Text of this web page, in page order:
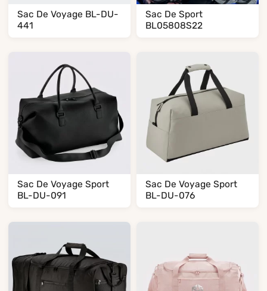
Sac De Voyage BL-DU-
441
Sac De Sport
BL05808S22
Sac De Voyage Sport
BL-DU-091
Sac De Voyage Sport
BL-DU-076